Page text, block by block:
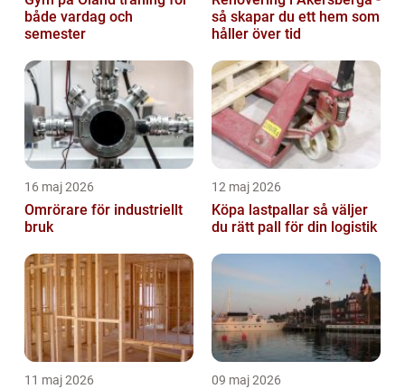
både vardag och
semester
så skapar du ett hem som
håller över tid
16 maj 2026
Omrörare för industriellt
bruk
12 maj 2026
Köpa lastpallar så väljer
du rätt pall för din logistik
11 maj 2026 09 maj 2026